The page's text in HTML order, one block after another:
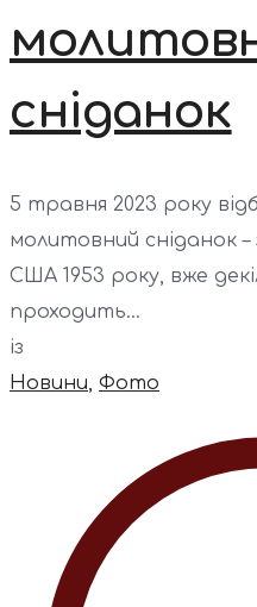
сніданок
5 травня 2023 року
молитовний сніданок
США 1953 року, вже
проходить...
із
Новини, Фото